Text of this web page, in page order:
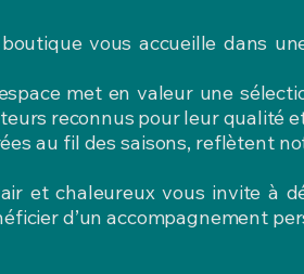
vous accueille dans
met en valeur une
reconnus pour leur qualité
au fil des saisons, reflètent
et chaleureux vous invite à
d’un accompagnement